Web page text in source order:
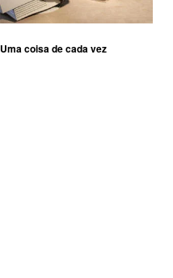
Uma coisa de cada vez